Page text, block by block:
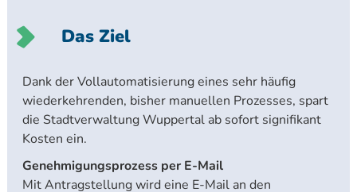
Das Ziel
Dank der Vollautomatisierung eines sehr häufig
wiederkehrenden, bisher manuellen Prozesses, spart
die Stadtverwaltung Wuppertal ab sofort signifikant
Kosten ein.
Genehmigungsprozess per E-Mail
Mit Antragstellung wird eine E-Mail an den